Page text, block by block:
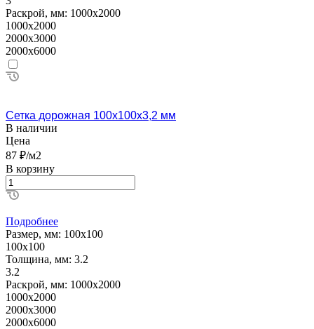
Раскрой, мм: 1000х2000
1000х2000
2000х3000
2000х6000
Сетка дорожная 100х100х3,2 мм
В наличии
Цена
87 ₽/м2
В корзину
Подробнее
Размер, мм: 100х100
100х100
Толщина, мм: 3.2
3.2
Раскрой, мм: 1000х2000
1000х2000
2000х3000
2000х6000